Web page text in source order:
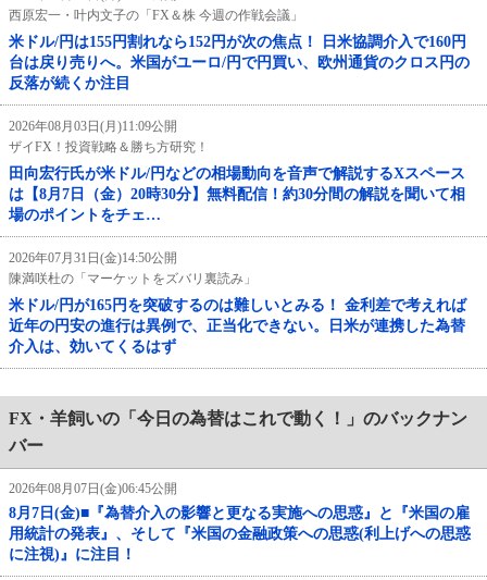
西原宏一・叶内文子の「FX＆株 今週の作戦会議」
米ドル/円は155円割れなら152円が次の焦点！ 日米協調介入で160円
台は戻り売りへ。米国がユーロ/円で円買い、欧州通貨のクロス円の
反落が続くか注目
2026年08月03日(月)11:09公開
ザイFX！投資戦略＆勝ち方研究！
田向宏行氏が米ドル/円などの相場動向を音声で解説するXスペース
は【8月7日（金）20時30分】無料配信！約30分間の解説を聞いて相
場のポイントをチェ…
2026年07月31日(金)14:50公開
陳満咲杜の「マーケットをズバリ裏読み」
米ドル/円が165円を突破するのは難しいとみる！ 金利差で考えれば
近年の円安の進行は異例で、正当化できない。日米が連携した為替
介入は、効いてくるはず
FX・羊飼いの「今日の為替はこれで動く！」のバックナン
バー
2026年08月07日(金)06:45公開
8月7日(金)■『為替介入の影響と更なる実施への思惑』と『米国の雇
用統計の発表』、そして『米国の金融政策への思惑(利上げへの思惑
に注視)』に注目！